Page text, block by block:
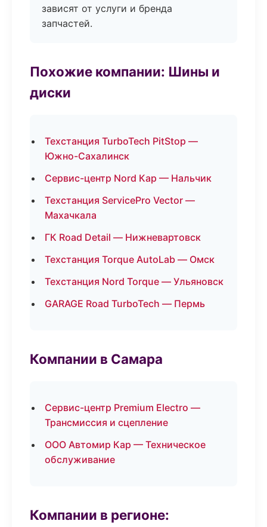
зависят от услуги и бренда
запчастей.
Похожие компании: Шины и
диски
Техстанция TurboTech PitStop —
Южно-Сахалинск
Сервис-центр Nord Кар — Нальчик
Техстанция ServicePro Vector —
Махачкала
ГК Road Detail — Нижневартовск
Техстанция Torque AutoLab — Омск
Техстанция Nord Torque — Ульяновск
GARAGE Road TurboTech — Пермь
Компании в Самара
Сервис-центр Premium Electro —
Трансмиссия и сцепление
ООО Автомир Кар — Техническое
обслуживание
Компании в регионе: